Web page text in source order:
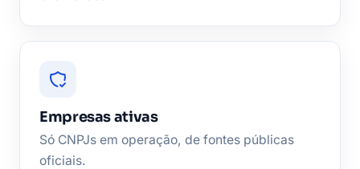
Empresas ativas
Só CNPJs em operação, de fontes públicas
oficiais.